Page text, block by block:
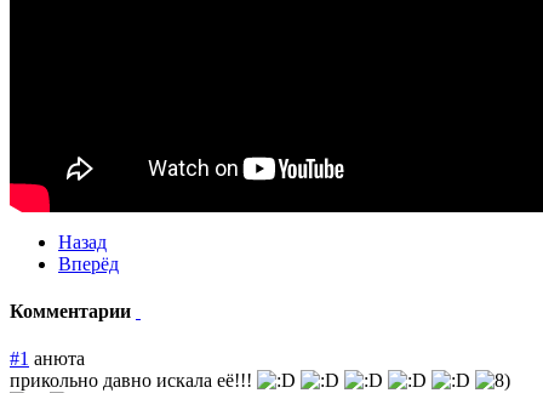
Назад
Вперёд
Комментарии
#1 анюта
прикольно давно искала её!!!